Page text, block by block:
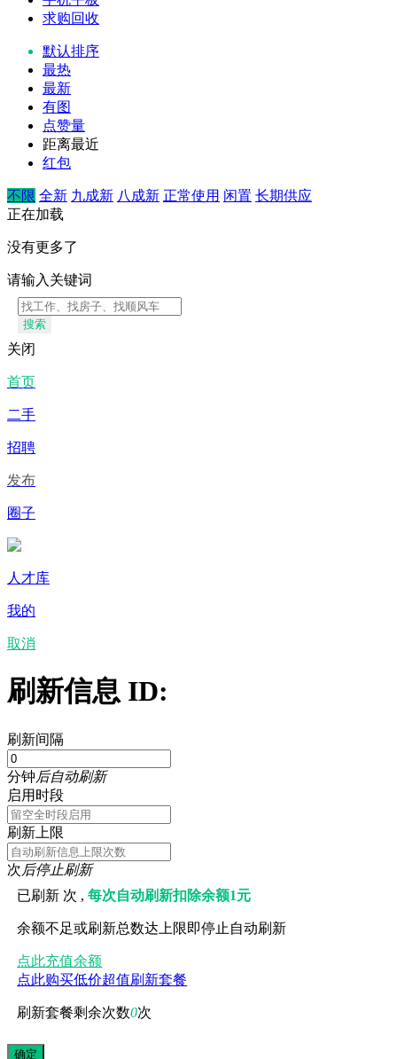
求购回收
默认排序
最热
最新
有图
点赞量
距离最近
红包
不限 全新 九成新 八成新 正常使用 闲置 长期供应
正在加载
没有更多了
请输入关键词
搜索
关闭
首页
二手
招聘
发布
圈子
人才库
我的
取消
刷新信息 ID:
刷新间隔
分钟后自动刷新
启用时段
刷新上限
次后停止刷新
已刷新 次 ,每次自动刷新扣除余额1元
余额不足或刷新总数达上限即停止自动刷新
点此充值余额
点此购买低价超值刷新套餐
刷新套餐剩余次数0次